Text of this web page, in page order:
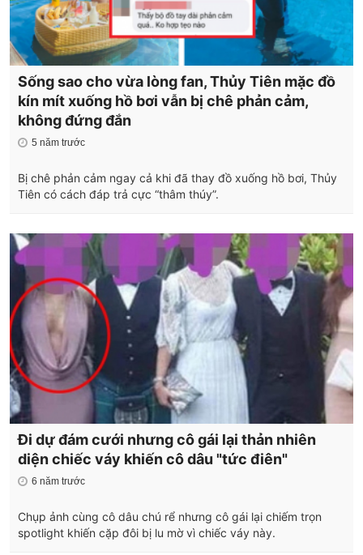
Sống sao cho vừa lòng fan, Thủy Tiên mặc đồ
kín mít xuống hồ bơi vẫn bị chê phản cảm,
không đứng đắn
5 năm trước
Bị chê phản cảm ngay cả khi đã thay đồ xuống hồ bơi, Thủy
Tiên có cách đáp trả cực “thâm thúy”.
Đi dự đám cưới nhưng cô gái lại thản nhiên
diện chiếc váy khiến cô dâu "tức điên"
6 năm trước
Chụp ảnh cùng cô dâu chú rể nhưng cô gái lại chiếm trọn
spotlight khiến cặp đôi bị lu mờ vì chiếc váy này.